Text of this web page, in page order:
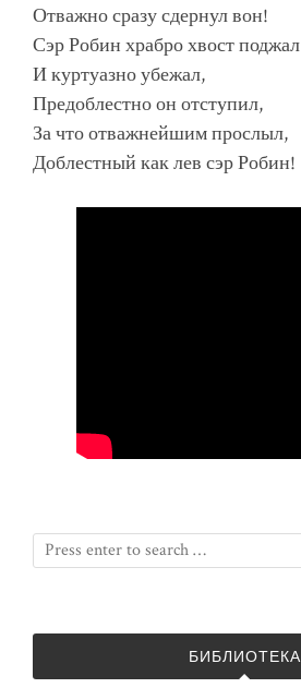
Отважно сразу сдернул вон!
Сэр Робин храбро хвост поджал
И куртуазно убежал,
Предоблестно он отступил,
За что отважнейшим прослыл,
Доблестный как лев сэр Робин!
БИБЛИОТЕКА